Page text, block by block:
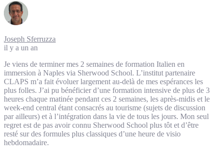
Joseph Sferruzza
il y a un an
Je viens de terminer mes 2 semaines de formation Italien en
immersion à Naples via Sherwood School. L’institut partenaire
CLAPS m’a fait évoluer largement au-delà de mes espérances les
plus folles. J’ai pu bénéficier d’une formation intensive de plus de 3
heures chaque matinée pendant ces 2 semaines, les après-midis et le
week-end central étant consacrés au tourisme (sujets de discussion
par ailleurs) et à l’intégration dans la vie de tous les jours. Mon seul
regret est de pas avoir connu Sherwood School plus tôt et d’être
resté sur des formules plus classiques d’une heure de visio
hebdomadaire.